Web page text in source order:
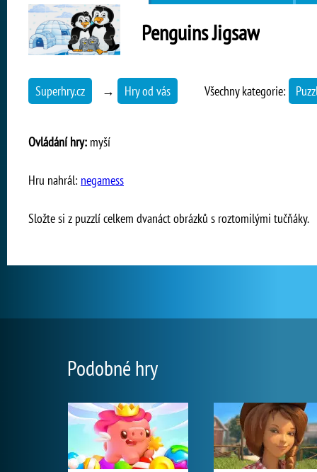
Penguins Jigsaw
Superhry.cz → Hry od vás Všechny kategorie:
Ovládání hry: myší
Hru nahrál: negamess
Složte si z puzzlí celkem dvanáct obrázků s roztomilými tučňáky.
Podobné hry